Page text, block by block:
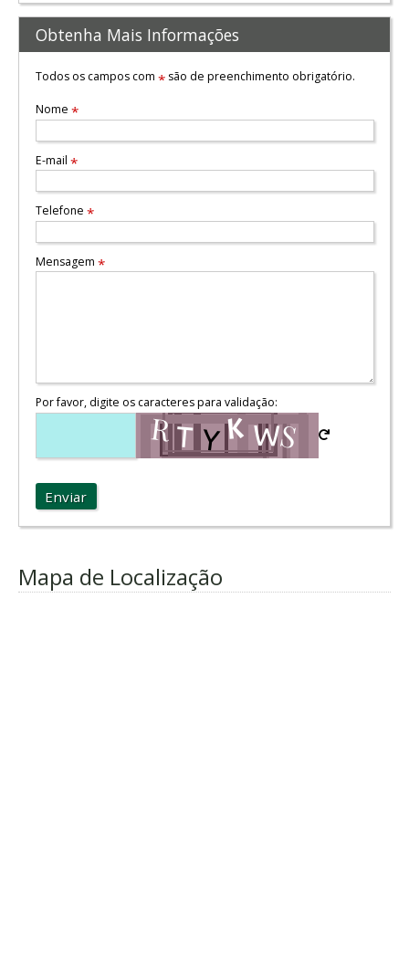
Obtenha Mais Informações
Todos os campos com *são de preenchimento obrigatório.
Nome *
E-mail *
Telefone *
Mensagem *
Por favor, digite os caracteres para validação:
Enviar
Mapa de Localização